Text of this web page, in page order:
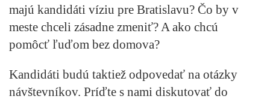
majú kandidáti víziu pre Bratislavu? Čo by v
meste chceli zásadne zmeniť? A ako chcú
pomôcť ľuďom bez domova?
Kandidáti budú taktiež odpovedať na otázky
návštevníkov. Príďte s nami diskutovať do